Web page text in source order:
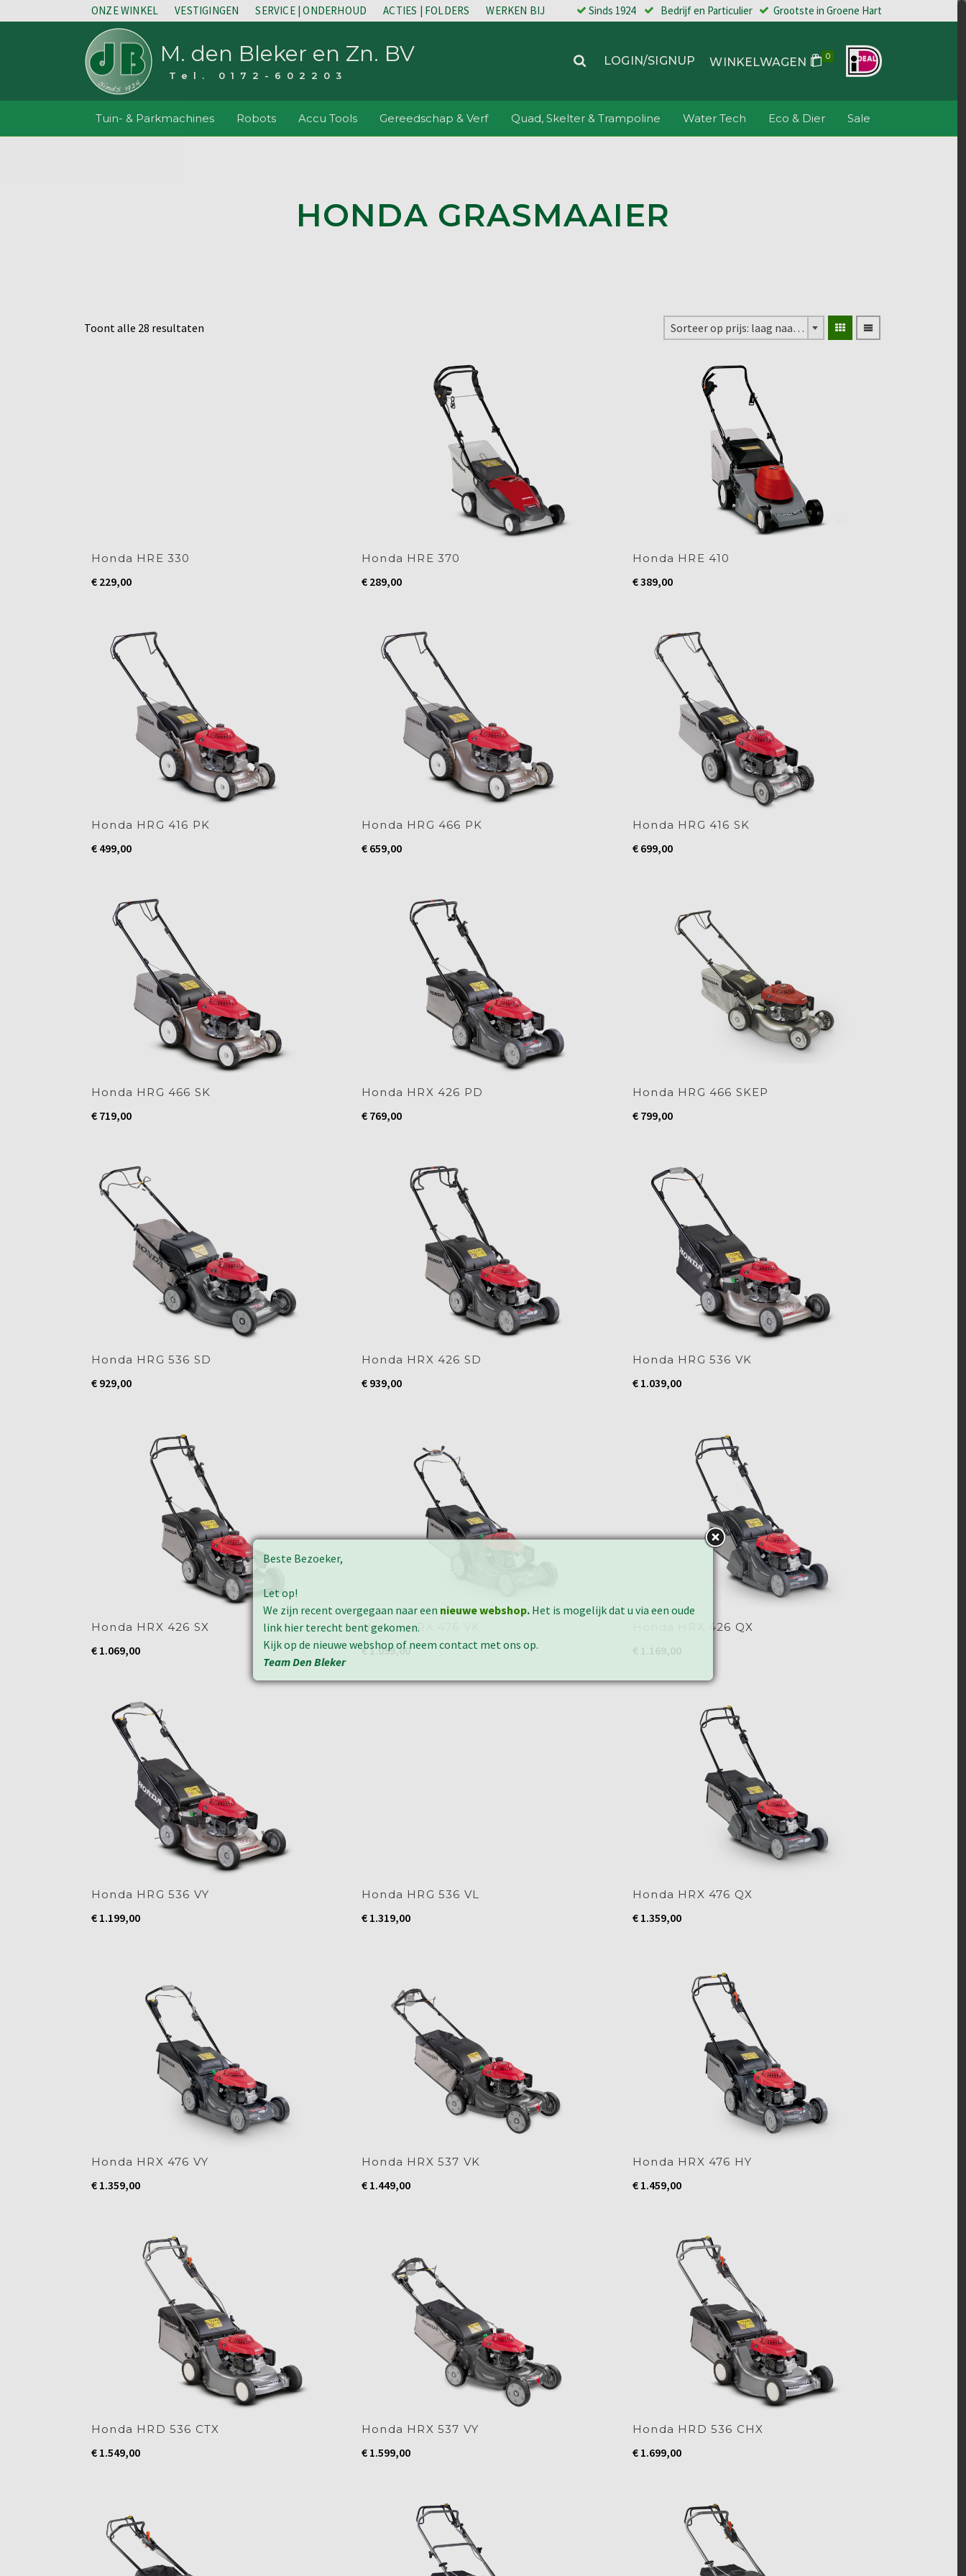
ONZE WINKEL VESTIGINGEN SERVICE | ONDERHOUD ACTIES | FOLDERS WERKEN BIJ Sinds 1924 Bedrijf en Particulier Grootste in Groene Hart
M. den Bleker en Zn. BV
Tel. 0172-602203
LOGIN/SIGNUP WINKELWAGEN 0
Tuin- & Parkmachines Robots Accu Tools Gereedschap & Verf Quad, Skelter & Trampoline Water Tech Eco & Dier Sale
HONDA GRASMAAIER
Toont alle 28 resultaten Sorteer op prijs: laag naar hoog
Honda HRE 330
€ 229,00
Honda HRE 370
€ 289,00
Honda HRE 410
€389,00
Honda HRG 416 PK
€ 499,00
Honda HRG 466 PK
€ 659,00
Honda HRG 416 SK
€ 699,00
Honda HRG 466 SK
€ 719,00
Honda HRX 426 PD
€ 769,00
Honda HRG 466 SKEP
€ 799,00
Honda HRG 536 SD
€ 929,00
Honda HRX 426 SD
€ 939,00
Honda HRG 536 VK
€ 1.039,00
Honda HRX 426 SX
€ 1.069,00
Honda HRX 476 VK
€1.099,00
Honda HRX 426 QX
Honda HRG 536 VY
€ 1.199,00
Honda HRG 536 VL
€ 1.319,00
Honda HRX 476 QX
€ 1.359,00
Honda HRX 476 VY
€ 1.359,00
Honda HRX 537 VK
€ 1.449,00
Honda HRX 476 HY
€ 1.459,00
Honda HRD 536 CTX
€ 1.549,00
Honda HRX 537 VY
€ 1.599,00
Honda HRD 536 CHX
€ 1.699,00
Beste Bezoeker,
Let op!
We zijn recent overgegaan naar een nieuwe webshop. Het is mogelijk dat u via een oude
link hier terecht bent gekomen.
Kijk op de nieuwe webshop of neem contact met ons op.
Team Den Bleker